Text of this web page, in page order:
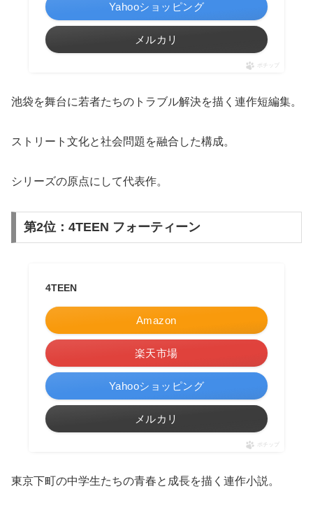
Yahooショッピング
メルカリ
ポチップ
池袋を舞台に若者たちのトラブル解決を描く連作短編集。
ストリート文化と社会問題を融合した構成。
シリーズの原点にして代表作。
第2位：4TEEN フォーティーン
4TEEN
Amazon
楽天市場
Yahooショッピング
メルカリ
ポチップ
東京下町の中学生たちの青春と成長を描く連作小説。